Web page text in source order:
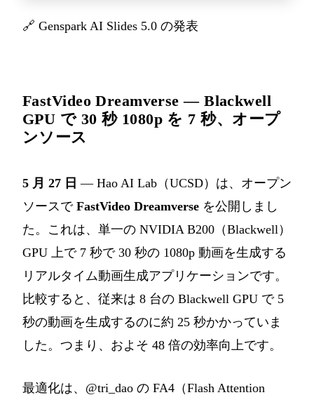
🔗 Genspark AI Slides 5.0 の発表
FastVideo Dreamverse — Blackwell
GPU で 30 秒 1080p を 7 秒、オープ
ンソース
5 月 27 日 — Hao AI Lab（UCSD）は、オープン
ソースで FastVideo Dreamverse を公開しまし
た。これは、単一の NVIDIA B200（Blackwell）
GPU 上で 7 秒で 30 秒の 1080p 動画を生成する
リアルタイム動画生成アプリケーションです。
比較すると、従来は 8 台の Blackwell GPU で 5
秒の動画を生成するのに約 25 秒かかっていま
した。つまり、およそ 48 倍の効率向上です。
最適化は、@tri_dao の FA4（Flash Attention